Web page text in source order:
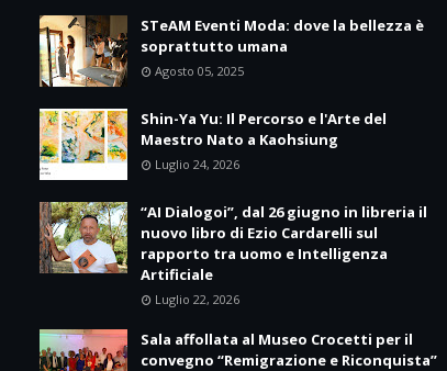
STeAM Eventi Moda: dove la bellezza è
soprattutto umana
Agosto 05, 2025
Shin-Ya Yu: Il Percorso e l'Arte del
Maestro Nato a Kaohsiung
Luglio 24, 2026
“AI Dialogoi”, dal 26 giugno in libreria il
nuovo libro di Ezio Cardarelli sul
rapporto tra uomo e Intelligenza
Artificiale
Luglio 22, 2026
Sala affollata al Museo Crocetti per il
convegno “Remigrazione e Riconquista”